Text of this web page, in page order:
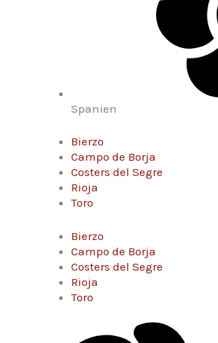
Spanien
Bierzo
Campo de Borja
Costers del Segre
Rioja
Toro
Bierzo
Campo de Borja
Costers del Segre
Rioja
Toro